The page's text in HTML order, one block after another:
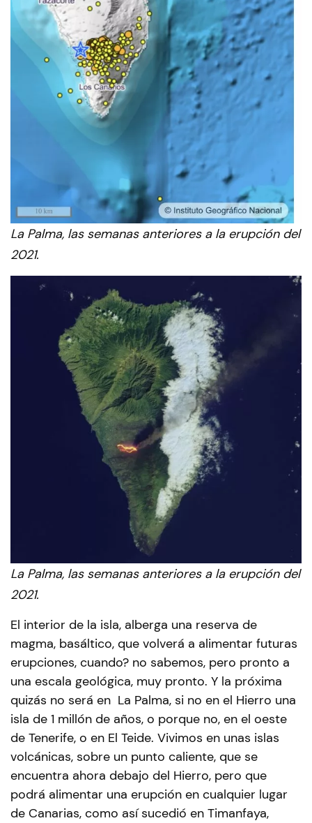
La Palma, las semanas anteriores a la erupción del
2021.
La Palma, las semanas anteriores a la erupción del
2021.
El interior de la isla, alberga una reserva de
magma, basáltico, que volverá a alimentar futuras
erupciones, cuando? no sabemos, pero pronto a
una escala geológica, muy pronto. Y la próxima
quizás no será en La Palma, si no en el Hierro una
isla de 1 millón de años, o porque no, en el oeste
de Tenerife, o en El Teide. Vivimos en unas islas
volcánicas, sobre un punto caliente, que se
encuentra ahora debajo del Hierro, pero que
podrá alimentar una erupción en cualquier lugar
de Canarias, como así sucedió en Timanfaya,